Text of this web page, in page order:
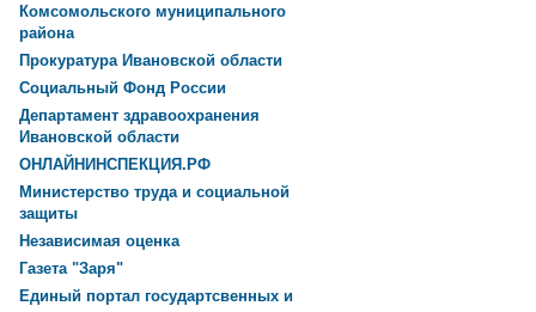
Комсомольского муниципального
района
Прокуратура Ивановской области
Социальный Фонд России
Департамент здравоохранения
Ивановской области
ОНЛАЙНИНСПЕКЦИЯ.РФ
Министерство труда и социальной
защиты
Независимая оценка
Газета "Заря"
Единый портал государтсвенных и